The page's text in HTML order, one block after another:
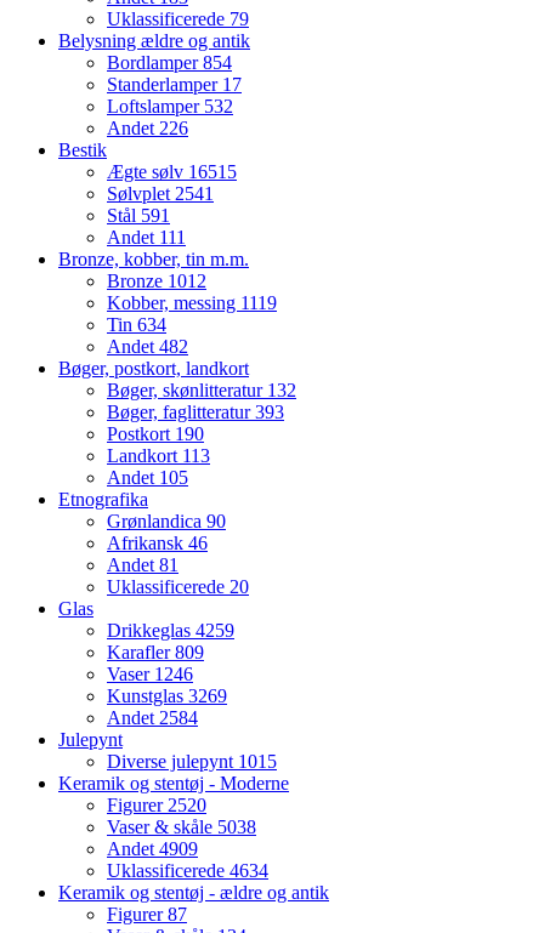
Uklassificerede 79
Belysning ældre og antik
Bordlamper854
Standerlamper 17
Loftslamper 532
Andet 226
Bestik
Ægte sølv 16515
Sølvplet 2541
Stål 591
Andet 111
Bronze, kobber, tin m.m.
Bronze 1012
Kobber, messing 1119
Tin 634
Andet 482
Bøger, postkort, landkort
Bøger, skønlitteratur 132
Bøger, faglitteratur393
Postkort 190
Landkort 113
Andet 105
Etnografika
Grønlandica 90
Afrikansk 46
Andet 81
Uklassificerede 20
Glas
Drikkeglas 4259
Karafler809
Vaser 1246
Kunstglas 3269
Andet 2584
Julepynt
Diverse julepynt 1015
Keramik og stentøj - Moderne
Figurer 2520
Vaser & skåle 5038
Andet 4909
Uklassificerede 4634
Keramik og stentøj - ældre og antik
Figurer87